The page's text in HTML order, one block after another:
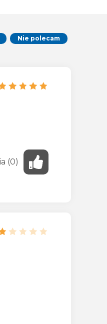
Nie polecam
(0)